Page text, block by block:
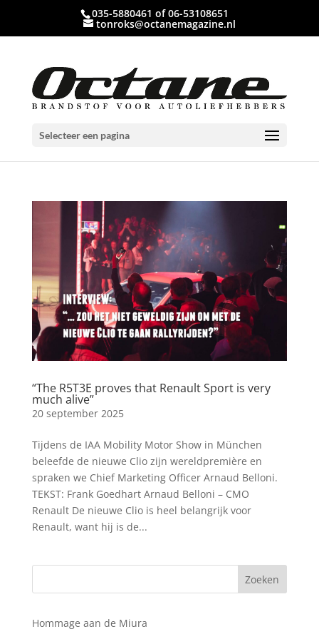
035-5880461 of 06-53108651
tonroks@octanemagazine.nl
Selecteer een pagina
“The R5T3E proves that Renault Sport is very
much alive”
20 september 2025
Tijdens de IAA Mobility Motor Show in München
beleefde de nieuwe Clio zijn wereldpremière en
spraken we Chief Marketing Officer Arnaud Belloni.
TEKST: Frank Goedhart Arnaud Belloni – CMO
Renault De nieuwe Clio is heel belangrijk voor
Renault, want hij is de...
Hommage aan de Miura